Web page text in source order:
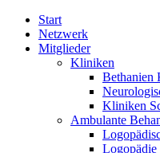
Start
Netzwerk
Mitglieder
Kliniken
Bethanien
Kliniken
Ambulante
Logopädie